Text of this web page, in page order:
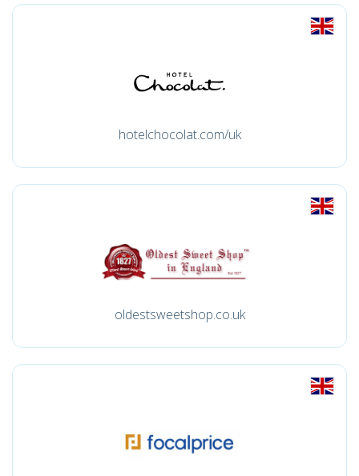
hotelchocolat.com/uk
oldestsweetshop.co.uk